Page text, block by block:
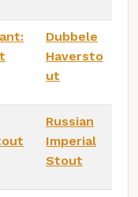
Dubbele
Haversto
ut
Russian
Imperial
Stout